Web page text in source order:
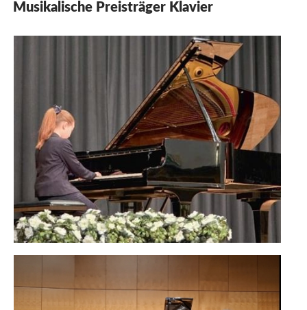
Musikalische Preisträger Klavier